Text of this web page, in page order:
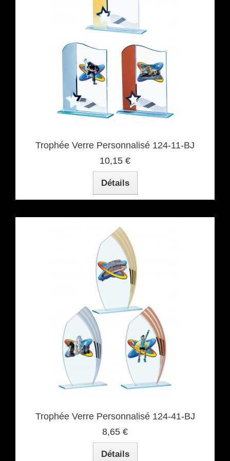
Trophée Verre Personnalisé 124-11-BJ
10,15 €
Détails
Trophée Verre Personnalisé 124-41-BJ
8,65 €
Détails